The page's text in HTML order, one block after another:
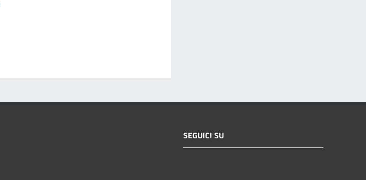
SEGUICI SU